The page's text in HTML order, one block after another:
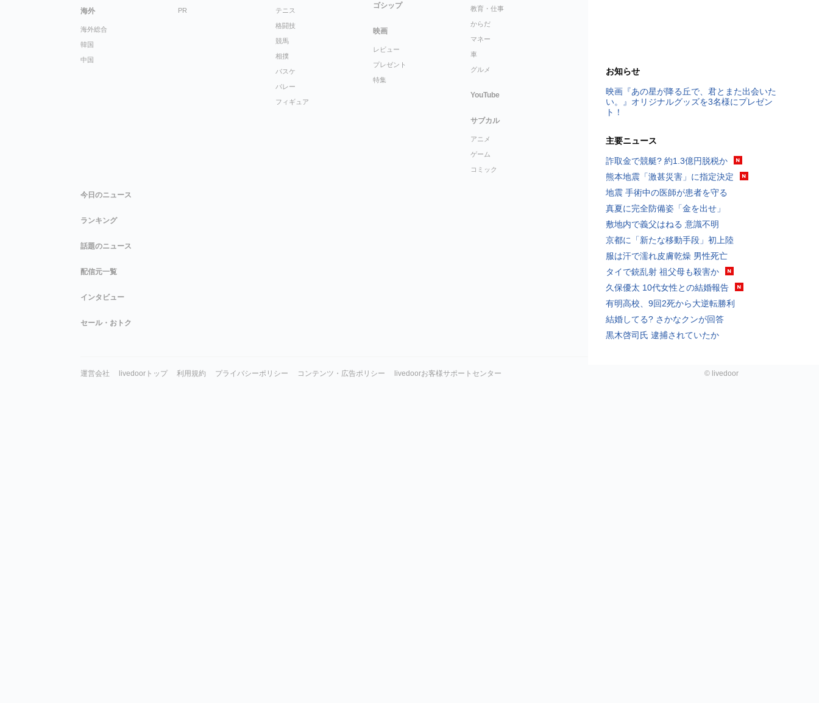
お知らせ
映画『あの星が降る丘で、君とまた出会いた
い。』オリジナルグッズを3名様にプレゼン
ト！
主要ニュース
詐取金で競艇? 約1.3億円脱税か
熊本地震「激甚災害」に指定決定
地震 手術中の医師が患者を守る
真夏に完全防備姿「金を出せ」
敷地内で義父はねる 意識不明
京都に「新たな移動手段」初上陸
服は汗で濡れ皮膚乾燥 男性死亡
タイで銃乱射 祖父母も殺害か
久保優太 10代女性との結婚報告
有明高校、9回2死から大逆転勝利
結婚してる? さかなクンが回答
黒木啓司氏 逮捕されていたか
海外
海外総合
韓国
中国
PR テニス
格闘技
競馬
相撲
バスケ
バレー
フィギュア
ゴシップ
映画
レビュー
プレゼント
特集
教育・仕事
からだ
マネー
車
グルメ
YouTube
サブカル
アニメ
ゲーム
コミック
今日のニュース
ランキング
話題のニュース
配信元一覧
インタビュー
セール・おトク
運営会社 livedoorトップ 利用規約 プライバシーポリシー コンテンツ・広告ポリシー livedoorお客様サポートセンター © livedoor